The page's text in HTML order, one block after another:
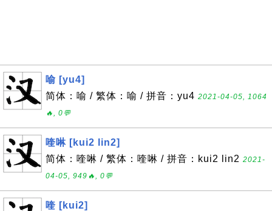
喻 [yu4]
简体：喻 / 繁体：喻 / 拼音：yu4 2021-04-05, 1064
🔥, 0💬
喹啉 [kui2 lin2]
简体：喹啉 / 繁体：喹啉 / 拼音：kui2 lin2 2021-
04-05, 949🔥, 0💬
喹 [kui2]